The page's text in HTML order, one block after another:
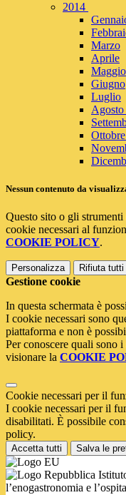
2014
Marzo
Aprile
Maggio
Giugno
Luglio
Agosto
Ottobre
Nessun contenuto da
Questo sito o gli
cookie necessari al
COOKIE POLICY.
Personalizza Rifiuta tutti
Gestione cookie
In questa schermata è
I cookie necessari sono
piattaforma e non è
Per conoscere quali sono
visionare la COOKIE
Cookie necessari per il
I cookie necessari per il
disabilitati. È possibile
policy.
Accetta tutti Salva le
l’enogastronomia e